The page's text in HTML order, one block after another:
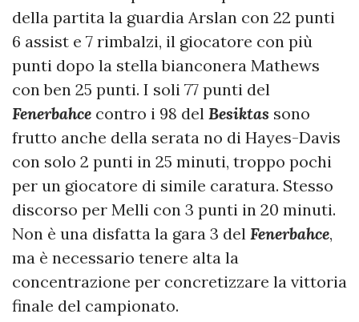
della partita la guardia Arslan con 22 punti
6 assist e 7 rimbalzi, il giocatore con più
punti dopo la stella bianconera Mathews
con ben 25 punti. I soli 77 punti del
Fenerbahce contro i 98 del Besiktas sono
frutto anche della serata no di Hayes-Davis
con solo 2 punti in 25 minuti, troppo pochi
per un giocatore di simile caratura. Stesso
discorso per Melli con 3 punti in 20 minuti.
Non è una disfatta la gara 3 del Fenerbahce,
ma è necessario tenere alta la
concentrazione per concretizzare la vittoria
finale del campionato.